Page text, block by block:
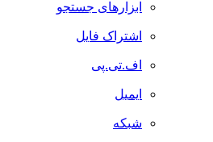
ابزارهای جستجو
اشتراک فایل
اف.تی.پی
ایمیل
شبکه